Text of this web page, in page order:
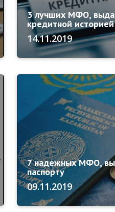
3 лучших МФО,
кредитной историей
14.11.2019
7 надежных МФО,
паспорту
09.11.2019